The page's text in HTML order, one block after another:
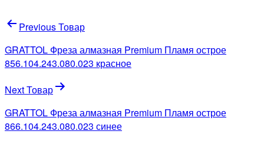
Навигация
по
записям
Previous Товар
GRATTOL Фреза алмазная Premium Пламя острое
856.104.243.080.023 красное
Next Товар
GRATTOL Фреза алмазная Premium Пламя острое
866.104.243.080.023 синее